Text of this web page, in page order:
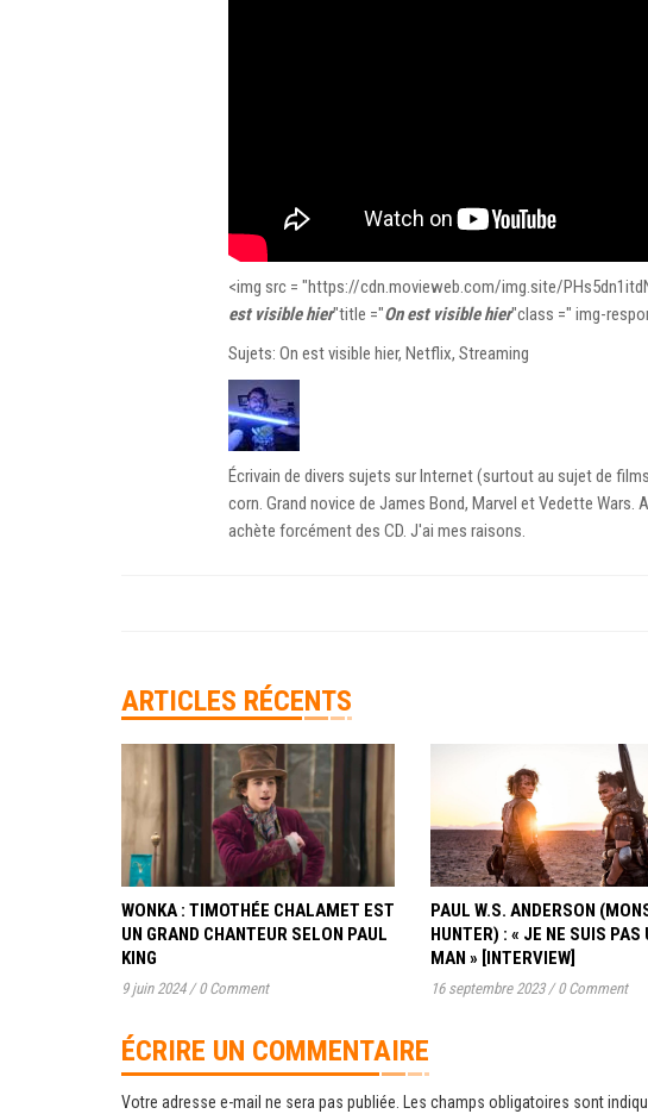
<img src = "https://cdn.movieweb.com/img.site/
est visible hier"title ="On est visible hier"class =" img-
Sujets: On est visible hier, Netflix, Streaming
Écrivain de divers sujets sur Internet (surtout au sujet de
corn. Grand novice de James Bond, Marvel et Vedette
achète forcément des CD. J'ai mes raisons.
ARTICLES RÉCENTS
WONKA : TIMOTHÉE CHALAMET EST
UN GRAND CHANTEUR SELON PAUL
KING
9 juin 2024 / 0 Comment
PAUL W.S. ANDERSON
HUNTER) : « JE NE SUIS PAS
MAN » [INTERVIEW]
16 septembre 2023 / 0 Comment
ÉCRIRE UN COMMENTAIRE
Votre adresse e-mail ne sera pas publiée. Les champs obligatoires sont